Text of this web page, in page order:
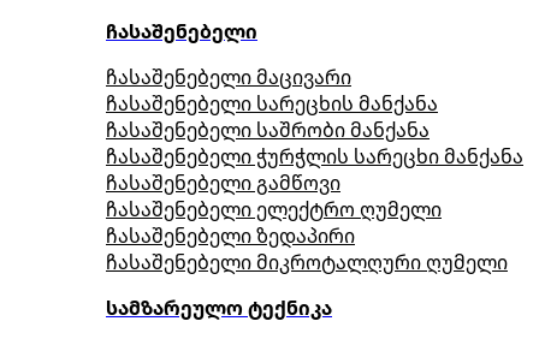
ჩასაშენებელი
ჩასაშენებელი მაცივარი
ჩასაშენებელი სარეცხის მანქანა
ჩასაშენებელი საშრობი მანქანა
ჩასაშენებელი ჭურჭლის სარეცხი მანქანა
ჩასაშენებელი გამწოვი
ჩასაშენებელი ელექტრო ღუმელი
ჩასაშენებელი ზედაპირი
ჩასაშენებელი მიკროტალღური ღუმელი
სამზარეულო ტექნიკა